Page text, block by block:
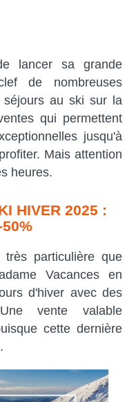
lancer sa grande
de nombreuses
au ski sur la
qui permettent
jusqu'à
Mais attention
heures.
HIVER 2025 :
particulière que
Vacances en
d'hiver avec des
vente valable
cette dernière